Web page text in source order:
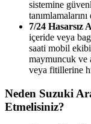
sistemine
7/24 Hasarsız
içeride veya
saati mobil
maymuncuk ve
veya fitillerine
Neden Suzuki
Etmelisiniz?